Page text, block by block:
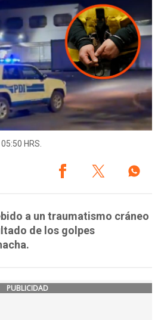
HRS.
a un traumatismo cráneo
de los golpes
PUBLICIDAD